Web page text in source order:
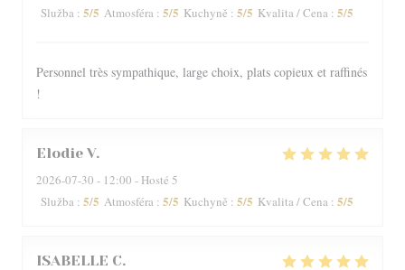
Služba : 5/5 Atmosféra : 5/5 Kuchyně : 5/5 Kvalita / Cena : 5/5
Personnel très sympathique, large choix, plats copieux et raffinés
!
Elodie V
2026-07-30 - 12:00 - Hosté 5
Služba : 5/5 Atmosféra : 5/5 Kuchyně : 5/5 Kvalita / Cena : 5/5
ISABELLE C